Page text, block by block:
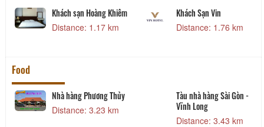
Khách sạn Hoàng Khiêm
Distance: 1.17 km
Khách Sạn Vin
Distance: 1.76 km
Food
Nhà hàng Phương Thủy
Distance: 3.23 km
Tàu nhà hàng Sài Gòn -
Vĩnh Long
Distance: 3.43 km